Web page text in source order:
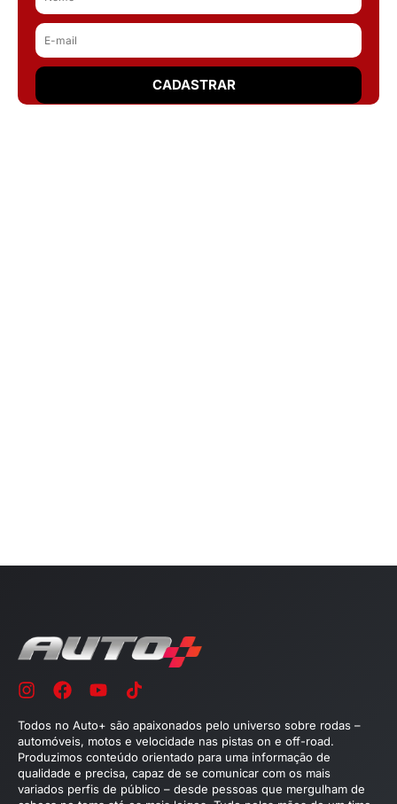
Todos no Auto+ são apaixonados pelo universo sobre rodas –
automóveis, motos e velocidade nas pistas on e off-road.
Produzimos conteúdo orientado para uma informação de
qualidade e precisa, capaz de se comunicar com os mais
variados perfis de público – desde pessoas que mergulham de